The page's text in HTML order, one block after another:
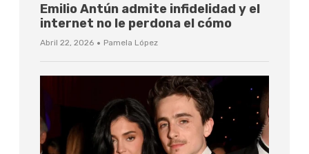
Emilio Antún admite infidelidad y el
internet no le perdona el cómo
Abril 22, 2026 · Pamela López